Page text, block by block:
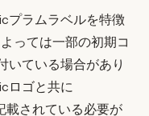
プラムラベルを特徴
っては一部の初期コ
いている場合があり
ロゴと共に
載されている必要が